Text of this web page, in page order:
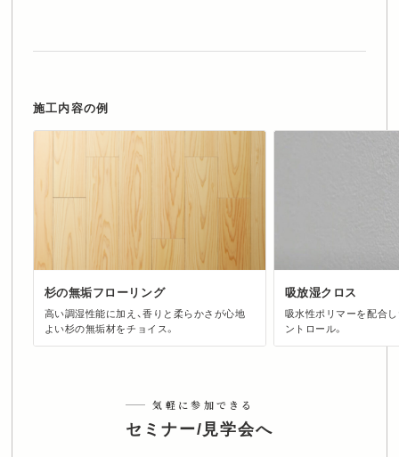
施工内容の例
杉の無垢フローリング
高い調湿性能に加え、香りと柔らかさが心地
よい杉の無垢材をチョイス。
吸放湿クロス
吸水性ポリマーを配合し
ントロール。
気軽に参加できる
セミナー/見学会へ